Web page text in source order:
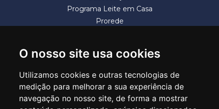
O nosso site usa cookies
Utilizamos cookies e outras tecnologias de
medição para melhorar a sua experiência de
navegação no nosso site, de forma a mostrar
Programa Leite em Casa
Prorede